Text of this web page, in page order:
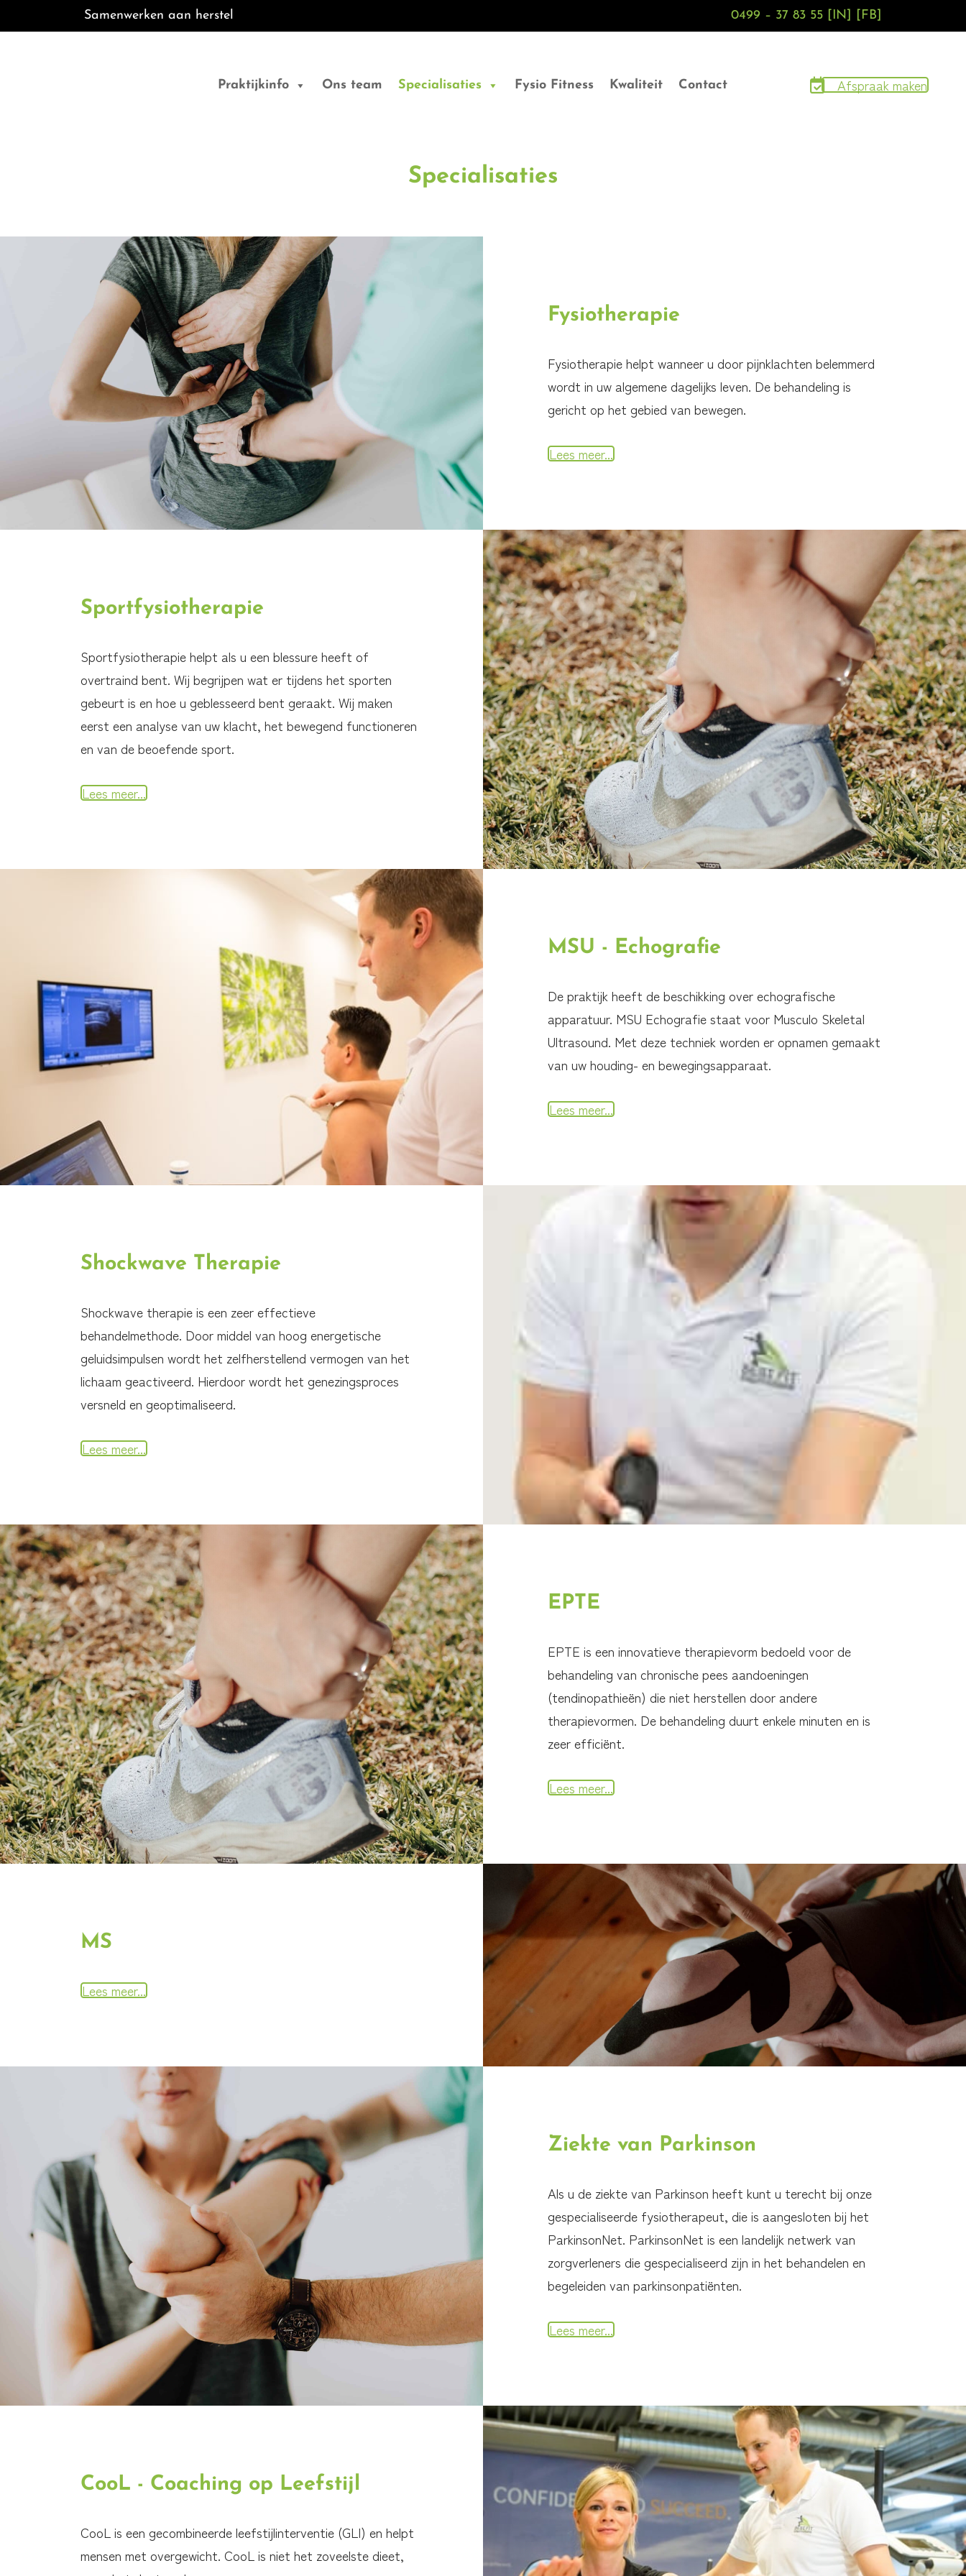
Samenwerken aan herstel 0499 – 37 83 55 [IN] [FB]
Praktijkinfo Ons team Specialisaties Fysio Fitness Kwaliteit Contact Afspraak maken
Specialisaties
Fysiotherapie
Fysiotherapie helpt wanneer u door pijnklachten belemmerd
wordt in uw algemene dagelijks leven. De behandeling is
gericht op het gebied van bewegen.
Lees meer...
Sportfysiotherapie
Sportfysiotherapie helpt als u een blessure heeft of
overtraind bent. Wij begrijpen wat er tijdens het sporten
gebeurt is en hoe u geblesseerd bent geraakt. Wij maken
eerst een analyse van uw klacht, het bewegend functioneren
en van de beoefende sport.
Lees meer...
MSU - Echografie
De praktijk heeft de beschikking over echografische
apparatuur. MSU Echografie staat voor Musculo Skeletal
Ultrasound. Met deze techniek worden er opnamen gemaakt
van uw houding- en bewegingsapparaat.
Lees meer...
Shockwave Therapie
Shockwave therapie is een zeer effectieve
behandelmethode. Door middel van hoog energetische
geluidsimpulsen wordt het zelfherstellend vermogen van het
lichaam geactiveerd. Hierdoor wordt het genezingsproces
versneld en geoptimaliseerd.
Lees meer...
EPTE
EPTE is een innovatieve therapievorm bedoeld voor de
behandeling van chronische pees aandoeningen
(tendinopathieën) die niet herstellen door andere
therapievormen. De behandeling duurt enkele minuten en is
zeer efficiënt.
Lees meer...
MS
Lees meer...
Ziekte van Parkinson
Als u de ziekte van Parkinson heeft kunt u terecht bij onze
gespecialiseerde fysiotherapeut, die is aangesloten bij het
ParkinsonNet. ParkinsonNet is een landelijk netwerk van
zorgverleners die gespecialiseerd zijn in het behandelen en
begeleiden van parkinsonpatiënten.
Lees meer...
CooL - Coaching op Leefstijl
CooL is een gecombineerde leefstijlinterventie (GLI) en helpt
mensen met overgewicht. CooL is niet het zoveelste dieet,